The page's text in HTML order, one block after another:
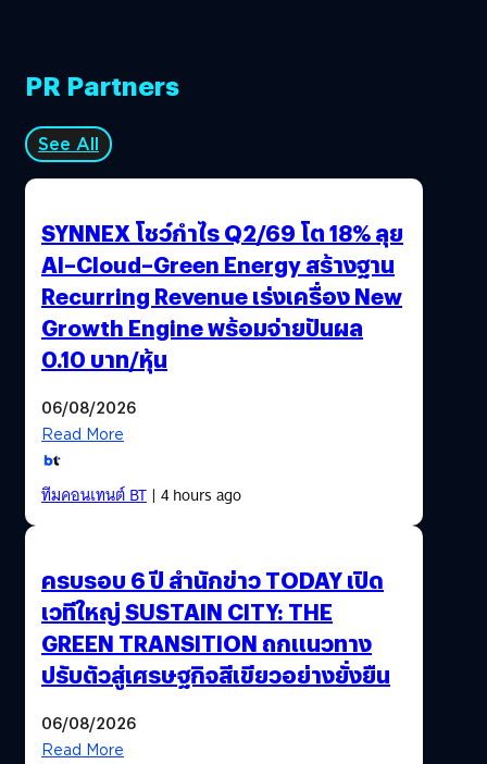
PR Partners
See All
SYNNEX โชว์กำไร Q2/69 โต 18% ลุย
AI–Cloud–Green Energy สร้างฐาน
Recurring Revenue เร่งเครื่อง New
Growth Engine พร้อมจ่ายปันผล
0.10 บาท/หุ้น
06/08/2026
Read More
ทีมคอนเทนต์ BT| 4 hours ago
ครบรอบ 6 ปี สำนักข่าว TODAY เปิด
เวทีใหญ่ SUSTAIN CITY: THE
GREEN TRANSITION ถกแนวทาง
ปรับตัวสู่เศรษฐกิจสีเขียวอย่างยั่งยืน
06/08/2026
Read More